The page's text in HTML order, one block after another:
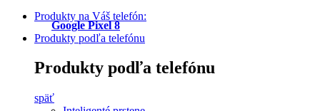
Produkty na Váš telefón:
Google Pixel 8
Produkty podľa telefónu
Produkty podľa telefónu
späť